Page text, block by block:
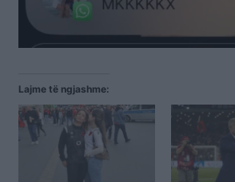
Lajme të ngjashme: